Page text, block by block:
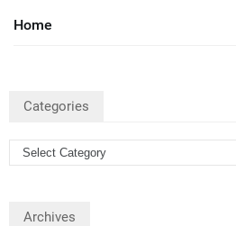
Home
Categories
Archives